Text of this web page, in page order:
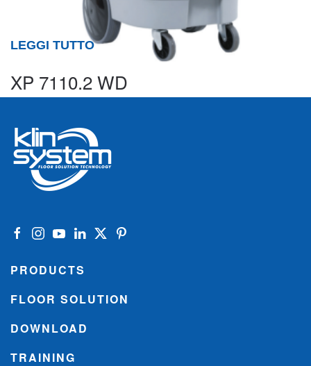
XP 7110.2 WD
LEGGI TUTTO
PRODUCTS
FLOOR SOLUTION
DOWNLOAD
TRAINING